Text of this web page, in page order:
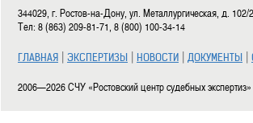
344029, г. Ростов-на-Дону, ул. Металлургическая, д.
Тел: 8 (863) 209-81-71, 8 (800) 100-34-14
ГЛАВНАЯ | ЭКСПЕРТИЗЫ | НОВОСТИ | ДОКУМЕНТЫ |
2006—2026 СЧУ «Ростовский центр судебных экспертиз»